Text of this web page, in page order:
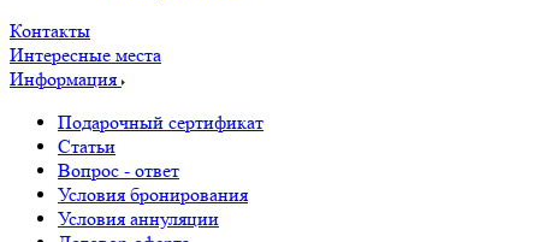
Контакты
Интересные места
Информация
Подарочный сертификат
Статьи
Вопрос - ответ
Условия бронирования
Условия аннуляции